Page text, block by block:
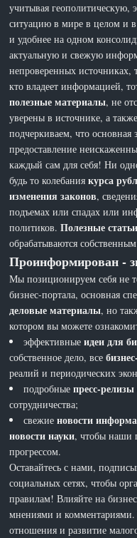
учитывая геополитическую,
ситуацию в мире в целом и в
и удобнее на одном
актуальную и свежую
непроверенных источниках,
кто владеет информацией,
полезные материалы, не
уверены в источнике, а
подчеркиваем, что основная
предоставление
каждый сам для себя! Ни
будь то колебаниякурса
изменения законов,
подъемах или спадах или
политиков.Полезные статьи
обрабатываются
Проинформирован -
Мы позиционируем себя не
бизнес-портала, основная
деловые материалы, но
котором вы можете
эффективныеидеи для
собственное дело, все
реалий и периодических
подробныепресс-
сотрудничества;
свежиеновости
новости науки, чтобы наши
прогрессом.
Оставайтесь с нами,
социальных сетях, чтобы
правилам! Влияйте на
мнениями и
отношения и развитие